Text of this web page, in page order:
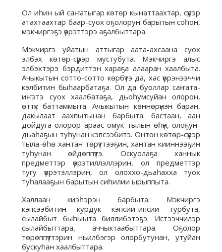
Ол иһин ый саҥатыгар көтөр кынаттаахтар, сүүрэр
атахтаахтар баар-суох оҕолорун барытын соһон,
мэкчиргэҕэ үөрэттэрэ аҕалбыттара.
Мэкчиргэ уйатын аттыгар аата-ахсаана суох
элбэх көтөр-сүүрэр мустубута. Мэкчиргэ алыс
элбэхтэрэ бэрдиттэн хараҕа алааран хаалбыта.
Ачыкытын сотто-сотто көрбүтэ да, хас үөрэнээччи
кэлбитин быһаарбатаҕа. Ол да буоллар саҥата-
иҥэтэ суох хаалбатаҕа, дьоһумсуйан олорон,
өттүк баттаммыта. Ачыкытын көннөрүнэн баран,
дакылаат аахпытынан барбыта: бастаан, аан
дойдуга олорор араас омук тылын-өһүн, олоҕун-
дьаһаҕын туһунан кэпсээбитэ. Онтон көтөр-сүүрэр
тыла-өһө хантан төрүттээҕин, хантан кииннээҕин
туһунан өйдөппүтэ. Оскуолаҕа ханнык
предметтэр үөрэтиллэллэрин, ол предметтэр
тугу үөрэтэллэрин, ол олоххо-дьаһахха туох
туһалааҕын барытын сиһилии ырыппыта.
Халлаан киэһэрэн барбыта. Мэкчиргэ
кэпсээбитин курдук кэпсии-ипсии турбута,
сылайбыт быһыыта биллибэтэҕэ. Истээччилэр
сылайбыттара, аччыктаабыттара. Оҕолор
төрөппүттэрин ньилбэгэр олорбутунан, утуйан
бускуһан хаалбыттара.